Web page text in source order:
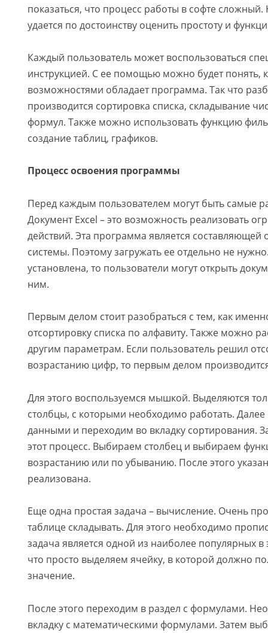
показаться, что процесс работы в софте сложный.
удается по достоинству оценить простоту и
Каждый пользователь может воспользоваться
инструкцией. С ее помощью можно будет понять,
возможностями обладает программа. Так что
производится сортировка списка, складывание
формул. Также можно использовать функцию
создание таблиц, графиков.
Процесс освоения программы
Перед каждым пользователем могут быть самые
Документ Excel – это возможность реализовать
действий. Эта программа является
системы. Поэтому загружать ее отдельно не
установлена, то пользователи могут открыть
ним.
Первым делом стоит разобраться с тем, как
отсортировку списка по алфавиту. Также можно
другим параметрам. Если пользователь решил
возрастанию цифр, то первым делом
Для этого воспользуемся мышкой. Выделяются
столбцы, с которыми необходимо работать.
данными и переходим во вкладку сортирования.
этот процесс. Выбираем столбец и выбираем
возрастанию или по убыванию. После этого
реализована.
Еще одна простая задача – вычисление. Очень
таблице складывать. Для этого необходимо
задача является одной из наиболее популярных
что просто выделяем ячейку, в которой должно
значение.
После этого переходим в раздел с формулами.
вкладку с математическими формулами. Затем